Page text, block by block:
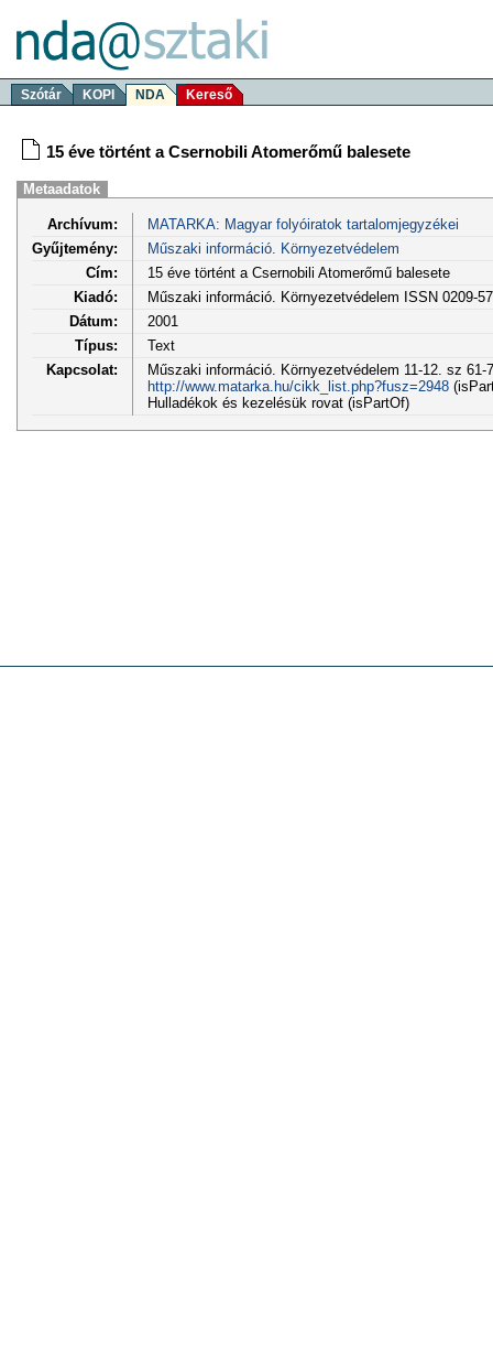
Szótár KOPI NDA Kereső
15 éve történt a Csernobili Atomerőmű balesete
Metaadatok
Archívum:
MATARKA: Magyar folyóiratok tartalomjegyzékei
Gyűjtemény:
Műszaki információ. Környezetvédelem
Cím:
15 éve történt a Csernobili Atomerőmű balesete
Kiadó:
Műszaki információ. Környezetvédelem ISSN 0209-
Dátum:
2001
Típus:
Text
Kapcsolat:
Műszaki információ. Környezetvédelem 11-12. sz 61-
http://www.matarka.hu/cikk_list.php?fusz=2948
Hulladékok és kezelésük rovat (isPartOf)